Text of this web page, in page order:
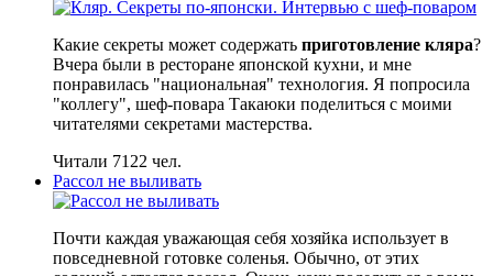
Какие секреты может содержать приготовление кляра?
Вчера были в ресторане японской кухни, и мне
понравилась "национальная" технология. Я попросила
"коллегу", шеф-повара Такаюки поделиться с моими
читателями секретами мастерства.
Читали 7122 чел.
Рассол не выливать
Почти каждая уважающая себя хозяйка использует в
повседневной готовке соленья. Обычно, от этих